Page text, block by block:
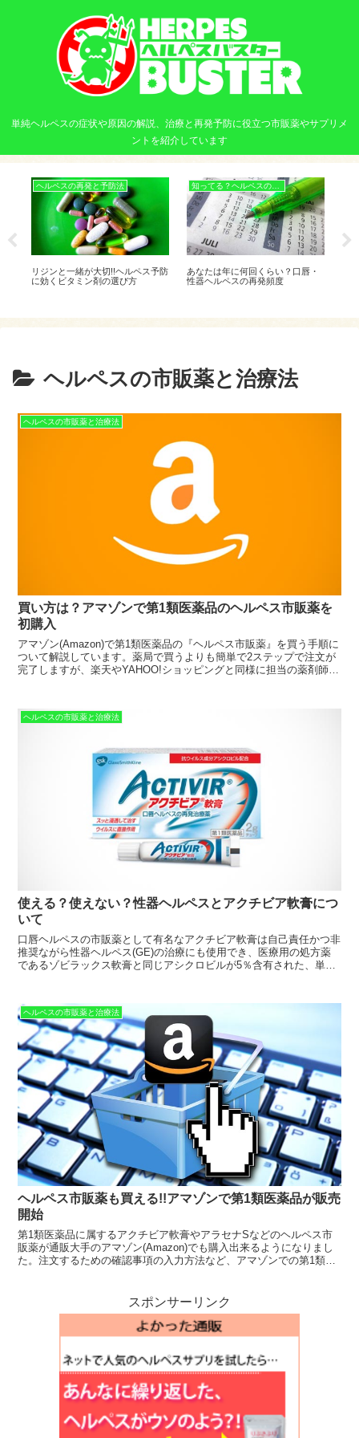
単純ヘルペスの症状や原因の解説、治療と再発予防に役立つ市販薬やサプリメ
ントを紹介しています
ヘルペスの再発と予防法
リジンと一緒が大切!!ヘルペス予防
に効くビタミン剤の選び方
あなたは年に何回くらい？口唇・
性器ヘルペスの再発頻度
ヘルペスの市販薬と治療法
ヘルペスの市販薬と治療法
買い方は？アマゾンで第1類医薬品のヘルペス市販薬を
初購入
アマゾン(Amazon)で第1類医薬品の『ヘルペス市販薬』を買う手順に
ついて解説しています。薬局で買うよりも簡単で2ステップで注文が
完了しますが、楽天やYAHOO!ショッピングと同様に担当の薬剤師か
ヘルペスの市販薬と治療法
使える？使えない？性器ヘルペスとアクチビア軟膏につ
いて
口唇ヘルペスの市販薬として有名なアクチビア軟膏は自己責任かつ非
推奨ながら性器ヘルペス(GE)の治療にも使用でき、医療用の処方薬
であるゾビラックス軟膏と同じアシクロビルが5％含有された、単純
ヘルペスの市販薬と治療法
ヘルペス市販薬も買える!!アマゾンで第1類医薬品が販売
開始
第1類医薬品に属するアクチビア軟膏やアラセナSなどのヘルペス市
販薬が通販大手のアマゾン(Amazon)でも購入出来るようになりまし
た。注文するための確認事項の入力方法など、アマゾンでの第1類医
スポンサーリンク